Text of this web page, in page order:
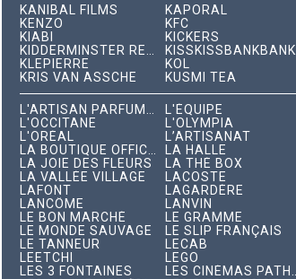
KANIBAL FILMS
KAPORAL
KENZO
KFC
KIABI
KICKERS
KISSKISSBANKBANK
KLEPIERRE
KOL
KRIS VAN ASSCHE
KUSMI TEA
L'ÉQUIPE
L'OCCITANE
L'OLYMPIA
L'ORÉAL
L’ARTISANAT
LA HALLE
LA JOIE DES FLEURS
LA THÉ BOX
LA VALLÉE VILLAGE
LACOSTE
LAFONT
LAGARDÈRE
LANCÔME
LANVIN
LE BON MARCHÉ
LE GRAMME
LE MONDE SAUVAGE
LE SLIP FRANÇAIS
LE TANNEUR
LECAB
LEETCHI
LEGO
LES 3 FONTAINES